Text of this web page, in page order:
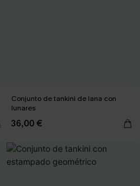
Conjunto de tankini de lana con
lunares
36,00 €